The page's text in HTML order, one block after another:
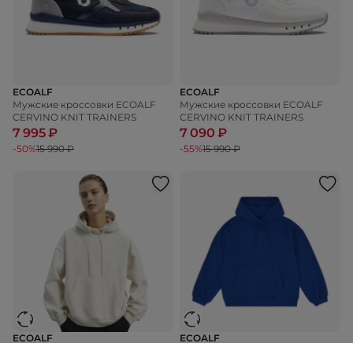
ECOALF
Мужские кроссовки ECOALF
CERVINO KNIT TRAINERS
7 995 ₽
-50%15 990 ₽
ECOALF
Мужские кроссовки ECOALF
CERVINO KNIT TRAINERS
7 090 ₽
-55%15 990 ₽
ECOALF
ECOALF